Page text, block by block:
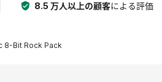
8.5 万人以上の顧客による評価
8-Bit Rock Pack